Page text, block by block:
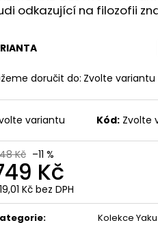
odkazující na filozofii
doručit do: Zvolte variantu
variantu Kód: Zvolte
Kč –11 %
Kč
Kč bez DPH
:
Kolekce
848 Kč